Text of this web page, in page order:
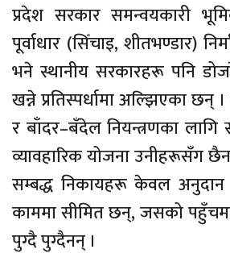
प्रदेश सरकार समन्वयकारी
पूर्वाधार (सिँचाइ, शीतभण्डार)
भने स्थानीय सरकारहरू पनि
खन्ने प्रतिस्पर्धामा अल्झिएका छन्
र बाँदर–बँदेल नियन्त्रणका लागि
व्यावहारिक योजना उनीहरूसँग
सम्बद्ध निकायहरू केवल अनुदान
काममा सीमित छन्, जसको
पुग्दै पुग्दैनन् ।